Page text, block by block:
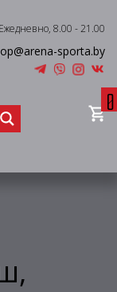
Ежедневно, 8.00 - 21.00
sporta.by
0